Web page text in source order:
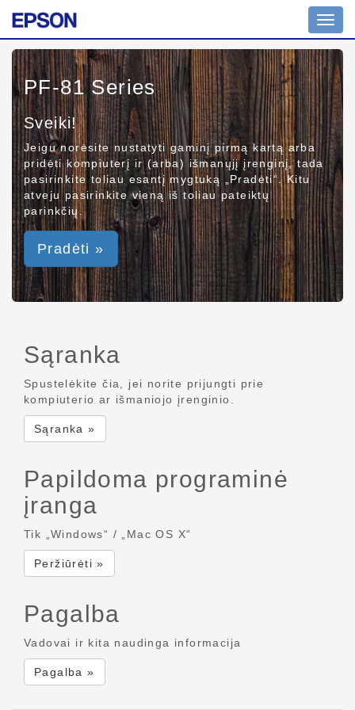
PF-81 Series
Sveiki!
Jeigu norėsite nustatyti gaminį pirmą kartą arba
pridėti kompiuterį ir (arba) išmanųjį įrenginį, tada
pasirinkite toliau esantį mygtuką „Pradėti“. Kitu
atveju pasirinkite vieną iš toliau pateiktų
parinkčių.
Pradėti »
Sąranka
Spustelėkite čia, jei norite prijungti prie
kompiuterio ar išmaniojo įrenginio.
Sąranka »
Papildoma programinė
įranga
Tik „Windows“ / „Mac OS X“
Peržiūrėti »
Pagalba
Vadovai ir kita naudinga informacija
Pagalba »